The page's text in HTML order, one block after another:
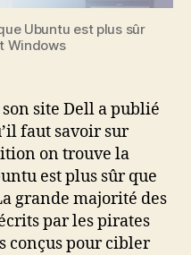
et
c’est
DELL
dit
Ubuntu est plus sûr
Windows
site Dell a publié
faut savoir sur
on trouve la
est plus sûr que
grande majorité des
par les pirates
conçus pour cibler